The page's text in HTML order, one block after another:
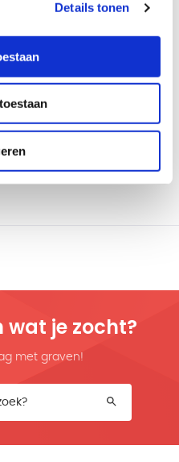
Details tonen
de stroomvoorziening zo
van wat er in een
zoals langdurige
wat je zocht?
met graven!